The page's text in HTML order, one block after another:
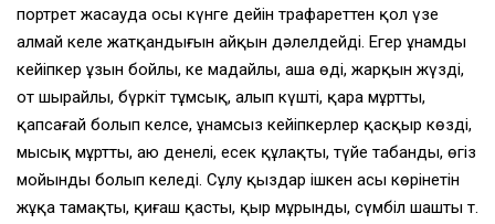
портрет жасауда осы күнге дейін трафареттен қол үзе
алмай келе жатқандығын айқын дәлелдейді. Егер ұнамды
кейіпкер ұзын бойлы, кең маңдайлы, ашаң өңді, жарқын жүзді,
от шырайлы, бүркіт тұмсық, алып күшті, қара мұртты,
қапсағай болып келсе, ұнамсыз кейіпкерлер қасқыр көзді,
мысық мұртты, аю денелі, есек құлақты, түйе табанды, өгіз
мойынды болып келеді. Сұлу қыздар ішкен асы көрінетін
жұқа тамақты, қиғаш қасты, қыр мұрынды, сүмбіл шашты т.